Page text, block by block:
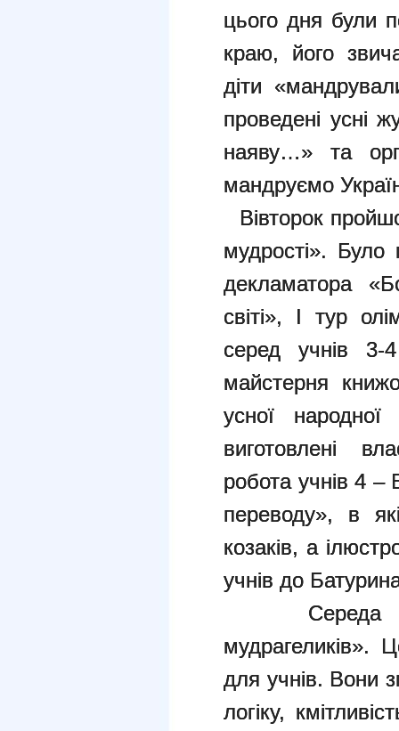
цього дня були
краю, його
діти
проведені усні
наяву…» та
мандруємо
Вівторок
мудрості». Було
декламатора
світі», І тур
серед учнів 3-
майстерня
усної
виготовлені
робота учнів 4
переводу», в
козаків, а
учнів до
Середа
мудрагеликів».
для учнів. Вони
логіку,